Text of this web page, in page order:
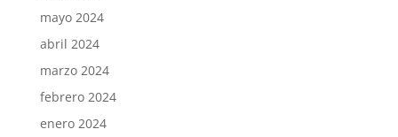
mayo 2024
abril 2024
marzo 2024
febrero 2024
enero 2024